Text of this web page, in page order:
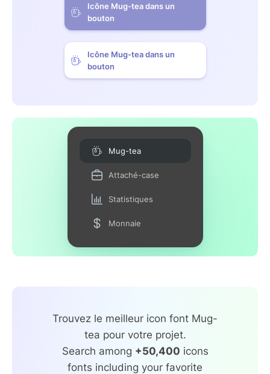
Icône Mug-tea dans un
bouton
Icône Mug-tea dans un
bouton
Mug-tea
Attaché-case
Statistiques
Monnaie
Trouvez le meilleur icon font Mug-
tea pour votre projet.
Search among +50,400 icons
fonts including your favorite